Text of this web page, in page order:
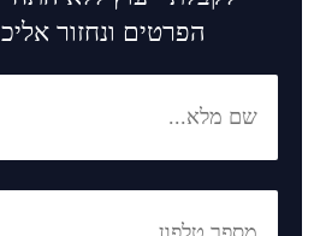
הפרטים ונחזור